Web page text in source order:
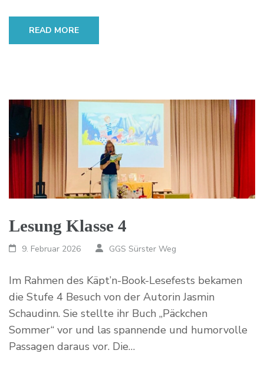
READ MORE
Lesung Klasse 4
9. Februar 2026 GGS Sürster Weg
Im Rahmen des Käpt’n-Book-Lesefests bekamen
die Stufe 4 Besuch von der Autorin Jasmin
Schaudinn. Sie stellte ihr Buch „Päckchen
Sommer“ vor und las spannende und humorvolle
Passagen daraus vor. Die…